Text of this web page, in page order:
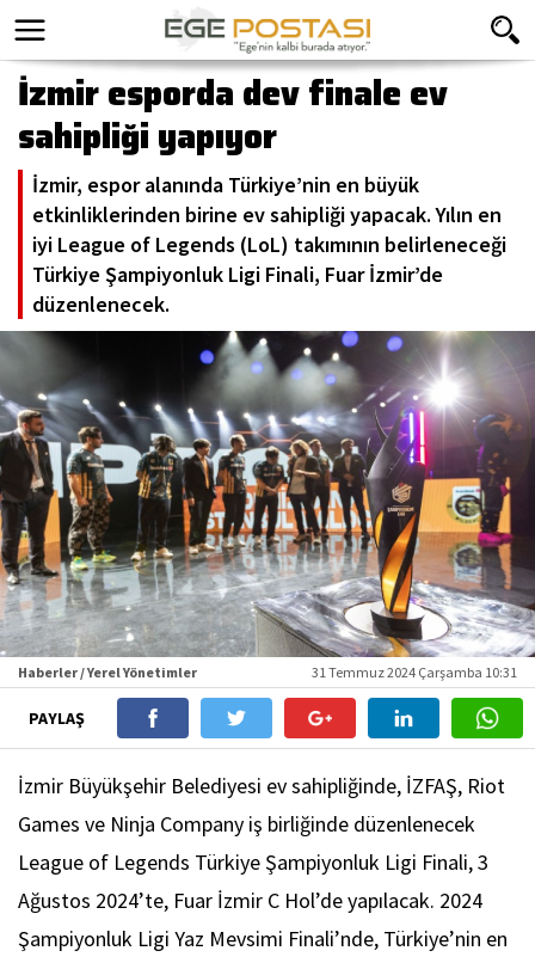
İzmir esporda dev finale ev
sahipliği yapıyor
İzmir, espor alanında Türkiye’nin en büyük
etkinliklerinden birine ev sahipliği yapacak. Yılın en
iyi League of Legends (LoL) takımının belirleneceği
Türkiye Şampiyonluk Ligi Finali, Fuar İzmir’de
düzenlenecek.
Haberler / Yerel Yönetimler 31 Temmuz 2024 Çarşamba 10:31
PAYLAŞ
İzmir Büyükşehir Belediyesi ev sahipliğinde, İZFAŞ, Riot
Games ve Ninja Company iş birliğinde düzenlenecek
League of Legends Türkiye Şampiyonluk Ligi Finali, 3
Ağustos 2024’te, Fuar İzmir C Hol’de yapılacak. 2024
Şampiyonluk Ligi Yaz Mevsimi Finali’nde, Türkiye’nin en